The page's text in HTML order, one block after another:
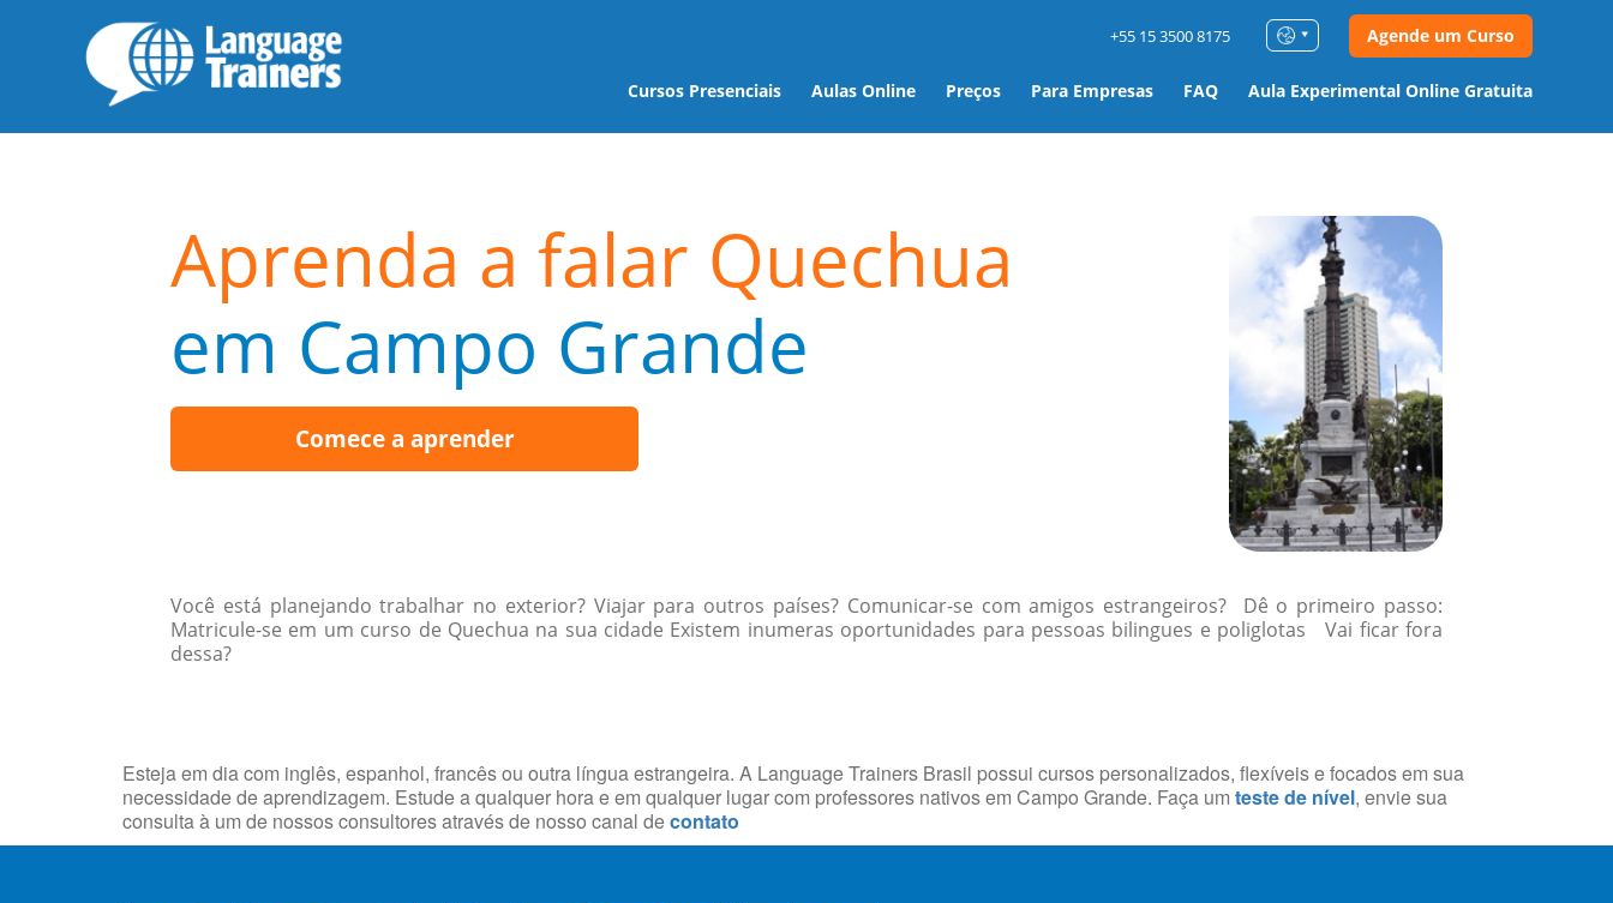
Cursos Presenciais Aulas Online Preços Para Empresas FAQ Aula Experimental Online Gratuita
+55 15 3500 8175 Agende um Curso
Aprenda a falar Quechua
em Campo Grande
Comece a aprender
Você está planejando trabalhar no exterior? Viajar para outros países? Comunicar-se com amigos estrangeiros? Dê o primeiro passo:
Matricule-se em um curso de Quechua na sua cidade Existem inumeras oportunidades para pessoas bilingues e poliglotas Vai ficar fora
dessa?
Esteja em dia com inglês, espanhol, francês ou outra língua estrangeira. A Language Trainers Brasil possui cursos personalizados, flexíveis e focados em sua
necessidade de aprendizagem. Estude a qualquer hora e em qualquer lugar com professores nativos em Campo Grande. Faça um teste de nível, envie sua
consulta à um de nossos consultores através de nosso canal decontato